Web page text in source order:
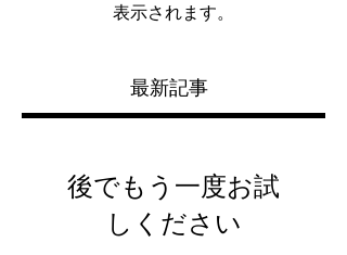
表示されます。
最新記事
後でもう一度お試
しください